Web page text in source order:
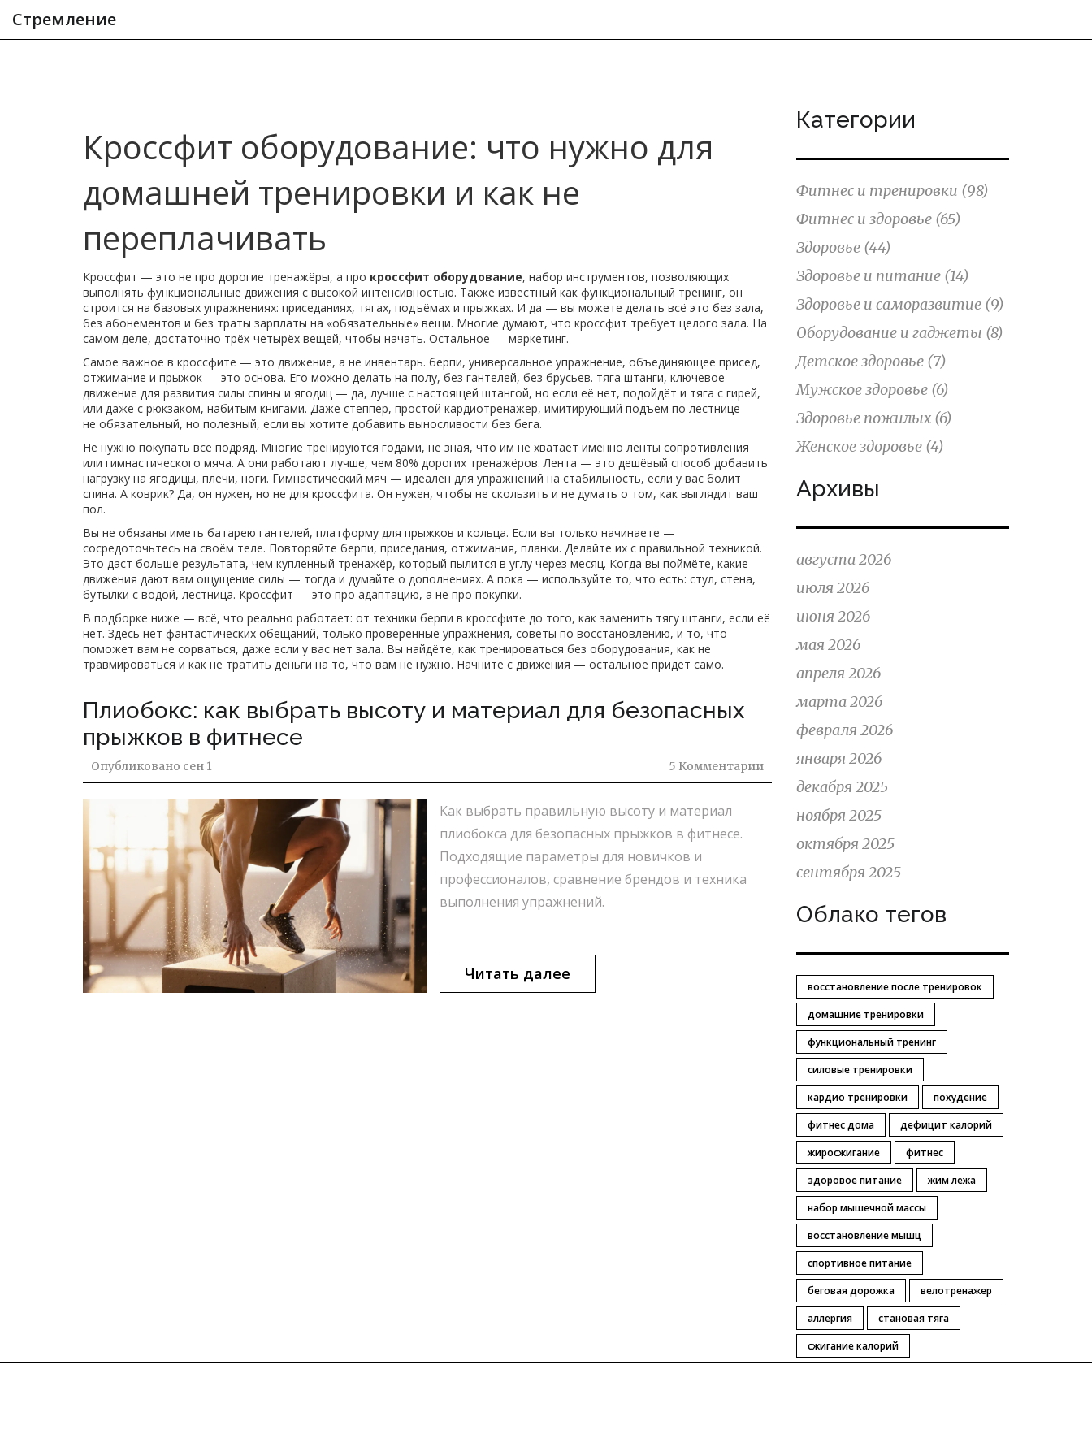
Стремление
Кроссфит оборудование: что нужно для
домашней тренировки и как не
переплачивать
Кроссфит — это не про дорогие тренажёры, а про кроссфит оборудование, набор инструментов, позволяющих
выполнять функциональные движения с высокой интенсивностью. Также известный как функциональный тренинг, он
строится на базовых упражнениях: приседаниях, тягах, подъёмах и прыжках. И да — вы можете делать всё это без зала,
без абонементов и без траты зарплаты на «обязательные» вещи. Многие думают, что кроссфит требует целого зала. На
самом деле, достаточно трёх-четырёх вещей, чтобы начать. Остальное — маркетинг.
Самое важное в кроссфите — это движение, а не инвентарь. берпи, универсальное упражнение, объединяющее присед,
отжимание и прыжок — это основа. Его можно делать на полу, без гантелей, без брусьев. тяга штанги, ключевое
движение для развития силы спины и ягодиц — да, лучше с настоящей штангой, но если её нет, подойдёт и тяга с гирей,
или даже с рюкзаком, набитым книгами. Даже степпер, простой кардиотренажёр, имитирующий подъём по лестнице —
не обязательный, но полезный, если вы хотите добавить выносливости без бега.
Не нужно покупать всё подряд. Многие тренируются годами, не зная, что им не хватает именно ленты сопротивления
или гимнастического мяча. А они работают лучше, чем 80% дорогих тренажёров. Лента — это дешёвый способ добавить
нагрузку на ягодицы, плечи, ноги. Гимнастический мяч — идеален для упражнений на стабильность, если у вас болит
спина. А коврик? Да, он нужен, но не для кроссфита. Он нужен, чтобы не скользить и не думать о том, как выглядит ваш
пол.
Вы не обязаны иметь батарею гантелей, платформу для прыжков и кольца. Если вы только начинаете —
сосредоточьтесь на своём теле. Повторяйте берпи, приседания, отжимания, планки. Делайте их с правильной техникой.
Это даст больше результата, чем купленный тренажёр, который пылится в углу через месяц. Когда вы поймёте, какие
движения дают вам ощущение силы — тогда и думайте о дополнениях. А пока — используйте то, что есть: стул, стена,
бутылки с водой, лестница. Кроссфит — это про адаптацию, а не про покупки.
В подборке ниже — всё, что реально работает: от техники берпи в кроссфите до того, как заменить тягу штанги, если её
нет. Здесь нет фантастических обещаний, только проверенные упражнения, советы по восстановлению, и то, что
поможет вам не сорваться, даже если у вас нет зала. Вы найдёте, как тренироваться без оборудования, как не
травмироваться и как не тратить деньги на то, что вам не нужно. Начните с движения — остальное придёт само.
Плиобокс: как выбрать высоту и материал для безопасных
прыжков в фитнесе
Опубликовано сен 1 5 Комментарии
Как выбрать правильную высоту и материал
плиобокса для безопасных прыжков в фитнесе.
Подходящие параметры для новичков и
профессионалов, сравнение брендов и техника
выполнения упражнений.
Читать далее
Категории
Фитнес и тренировки (98)
Фитнес и здоровье (65)
Здоровье (44)
Здоровье и питание (14)
Здоровье и саморазвитие (9)
Оборудование и гаджеты (8)
Детское здоровье (7)
Мужское здоровье (6)
Здоровье пожилых (6)
Женское здоровье (4)
Архивы
августа 2026
июля 2026
июня 2026
мая 2026
апреля 2026
марта 2026
февраля 2026
января 2026
декабря 2025
ноября 2025
октября 2025
сентября 2025
Облако тегов
восстановление после тренировок
домашние тренировки
функциональный тренинг
силовые тренировки
кардио тренировки
похудение
фитнес дома
дефицит калорий
жиросжигание
фитнес
здоровое питание
жим лежа
набор мышечной массы
восстановление мышц
спортивное питание
беговая дорожка
велотренажер
аллергия
становая тяга
сжигание калорий